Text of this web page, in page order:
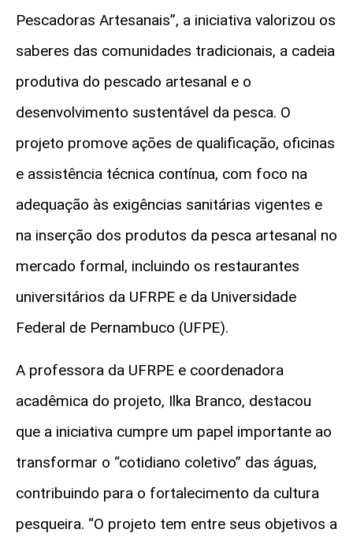
Pescadoras Artesanais”, a iniciativa valorizou os
saberes das comunidades tradicionais, a cadeia
produtiva do pescado artesanal e o
desenvolvimento sustentável da pesca. O
projeto promove ações de qualificação, oficinas
e assistência técnica contínua, com foco na
adequação às exigências sanitárias vigentes e
na inserção dos produtos da pesca artesanal no
mercado formal, incluindo os restaurantes
universitários da UFRPE e da Universidade
Federal de Pernambuco (UFPE).
A professora da UFRPE e coordenadora
acadêmica do projeto, Ilka Branco, destacou
que a iniciativa cumpre um papel importante ao
transformar o “cotidiano coletivo” das águas,
contribuindo para o fortalecimento da cultura
pesqueira. “O projeto tem entre seus objetivos a